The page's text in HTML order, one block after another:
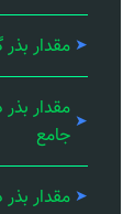
مقدار
مقدار
جامع
مقدار